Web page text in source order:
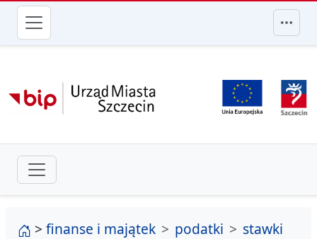
przejdź do głównego menu
strona główna
> finanse i majątek podatki
stawki